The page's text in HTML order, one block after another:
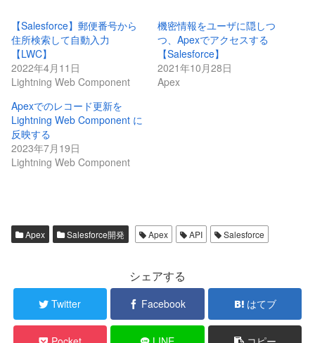
【Salesforce】郵便番号から
住所検索して自動入力
【LWC】
2022年4月11日
Lightning Web Component
機密情報をユーザに隠しつ
つ、Apexでアクセスする
【Salesforce】
2021年10月28日
Apex
Apexでのレコード更新を
Lightning Web Component に
反映する
2023年7月19日
Lightning Web Component
Apex Salesforce開発 Apex API Salesforce
シェアする
Twitter Facebook はてブ